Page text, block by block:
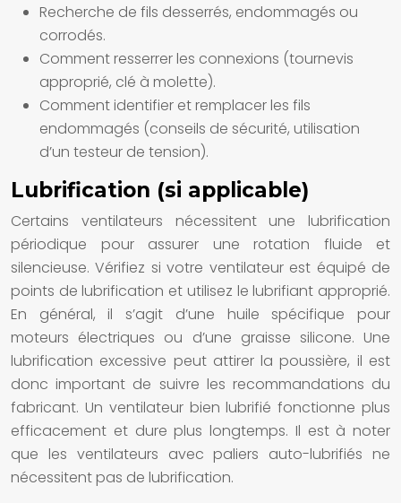
Recherche de fils desserrés, endommagés ou
corrodés.
Comment resserrer les connexions (tournevis
approprié, clé à molette).
Comment identifier et remplacer les fils
endommagés (conseils de sécurité, utilisation
d’un testeur de tension).
Lubrification (si applicable)
Certains ventilateurs nécessitent une lubrification
périodique pour assurer une rotation fluide et
silencieuse. Vérifiez si votre ventilateur est équipé de
points de lubrification et utilisez le lubrifiant approprié.
En général, il s’agit d’une huile spécifique pour
moteurs électriques ou d’une graisse silicone. Une
lubrification excessive peut attirer la poussière, il est
donc important de suivre les recommandations du
fabricant. Un ventilateur bien lubrifié fonctionne plus
efficacement et dure plus longtemps. Il est à noter
que les ventilateurs avec paliers auto-lubrifiés ne
nécessitent pas de lubrification.